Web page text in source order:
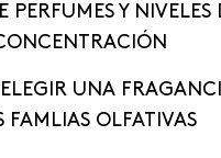
PERFUMES Y NIVELES
UNA
FAMLIAS OLFATIVAS